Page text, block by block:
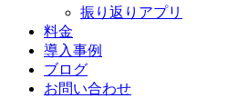
振り返りアプリ
料金
導入事例
ブログ
お問い合わせ